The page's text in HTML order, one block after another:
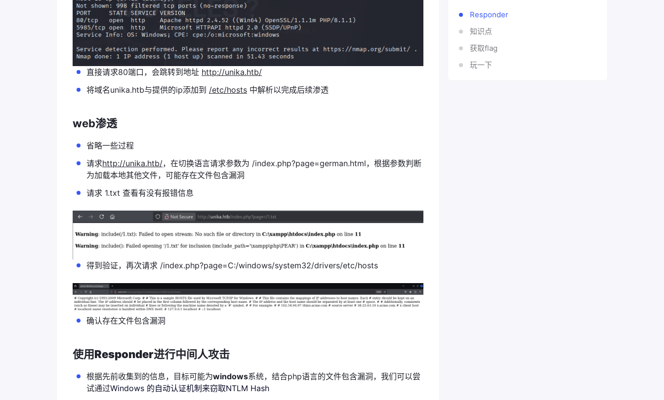
直接请求80端口，会跳转到地址 http://unika.htb/
将域名unika.htb与提供的ip添加到 /etc/hosts 中解析以完成后续渗透
web渗透
省略一些过程
请求http://unika.htb/，在切换语言请求参数为 /index.php?page=german.html，根据参数判断
为加载本地其他文件，可能存在文件包含漏洞
请求 1.txt 查看有没有报错信息
得到验证，再次请求 /index.php?page=C:/windows/system32/drivers/etc/hosts
确认存在文件包含漏洞
使用Responder进行中间人攻击
根据先前收集到的信息，目标可能为windows系统，结合php语言的文件包含漏洞，我们可以尝
试通过Windows 的自动认证机制来窃取NTLM Hash
Responder
知识点
获取flag
玩一下